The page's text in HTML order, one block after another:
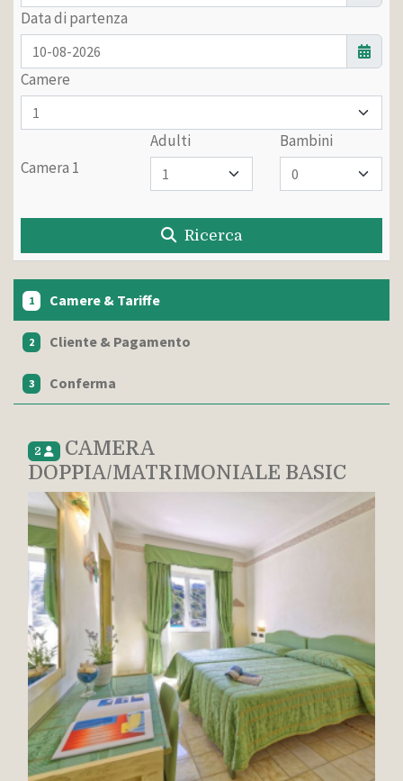
Data di partenza
Camere
Camera 1
Adulti Bambini
Ricerca
1 Camere & Tariffe
2 Cliente & Pagamento
3 Conferma
2
CAMERA
DOPPIA/MATRIMONIALE BASIC